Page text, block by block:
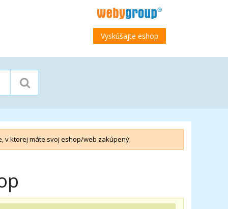
Vyskúšajte eshop
v ktorej máte svoj eshop/web zakúpený.